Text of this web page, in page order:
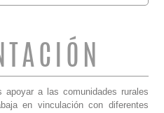
DE
a las comunidades rurales
en vinculación con diferentes